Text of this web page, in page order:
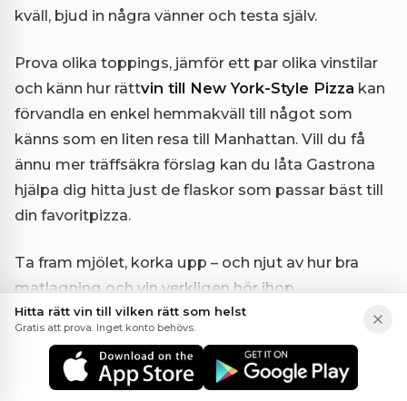
kväll, bjud in några vänner och testa själv.
Prova olika toppings, jämför ett par olika vinstilar
och känn hur rättvin till New York-Style Pizza kan
förvandla en enkel hemmakväll till något som
känns som en liten resa till Manhattan. Vill du få
ännu mer träffsäkra förslag kan du låta Gastrona
hjälpa dig hitta just de flaskor som passar bäst till
din favoritpizza.
Ta fram mjölet, korka upp – och njut av hur bra
matlagning och vin verkligen hör ihop.
Vid bordet
Hitta rätt vin till vilken rätt som helst
Gratis att prova. Inget konto behövs.